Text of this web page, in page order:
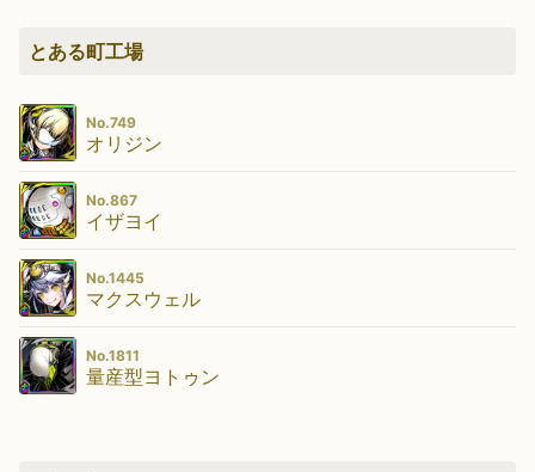
とある町工場
No.749
オリジン
No.867
イザヨイ
No.1445
マクスウェル
No.1811
量産型ヨトゥン